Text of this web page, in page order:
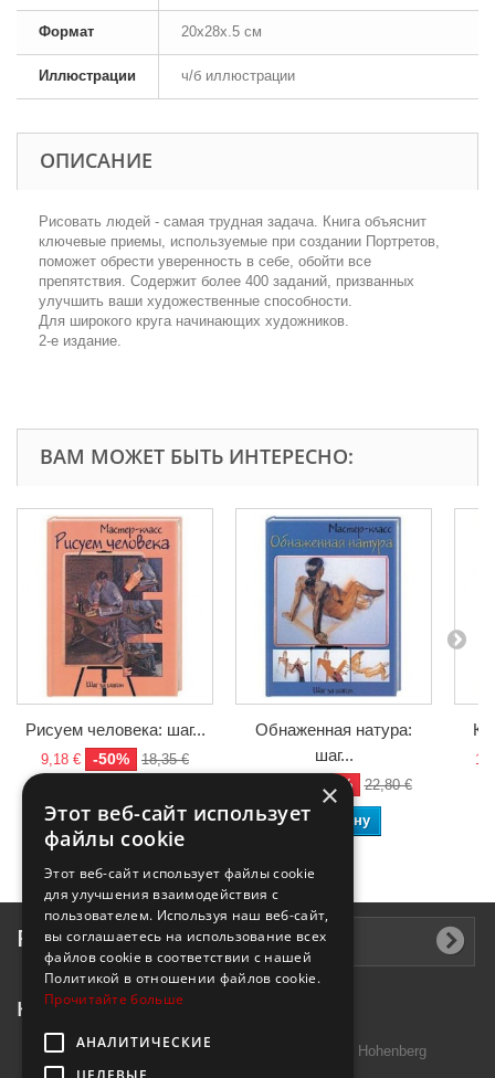
Формат 20x28x.5 см
Иллюстрации ч/б иллюстрации
ОПИСАНИЕ
Рисовать людей - самая трудная задача. Книга объяснит
ключевые приемы, используемые при создании Портретов,
поможет обрести уверенность в себе, обойти все
препятствия. Содержит более 400 заданий, призванных
улучшить ваши художественные способности.
Для широкого круга начинающих художников.
2-е издание.
ВАМ МОЖЕТ БЫТЬ ИНТЕРЕСНО:
Рисуем человека: шаг...
9,18 € -50% 18,35 €
Обнаженная натура:
шаг...
-50% 22,80 €
В корзину
Рассылка
Контактная информация
Introtek GmbH, Hutschenreuther Str. 13 95691 Hohenberg
×
Этот веб-сайт использует
файлы cookie
Этот веб-сайт использует файлы cookie
для улучшения взаимодействия с
пользователем. Используя наш веб-сайт,
вы соглашаетесь на использование всех
файлов cookie в соответствии с нашей
Политикой в ​​отношении файлов cookie.
Прочитайте больше
АНАЛИТИЧЕСКИЕ